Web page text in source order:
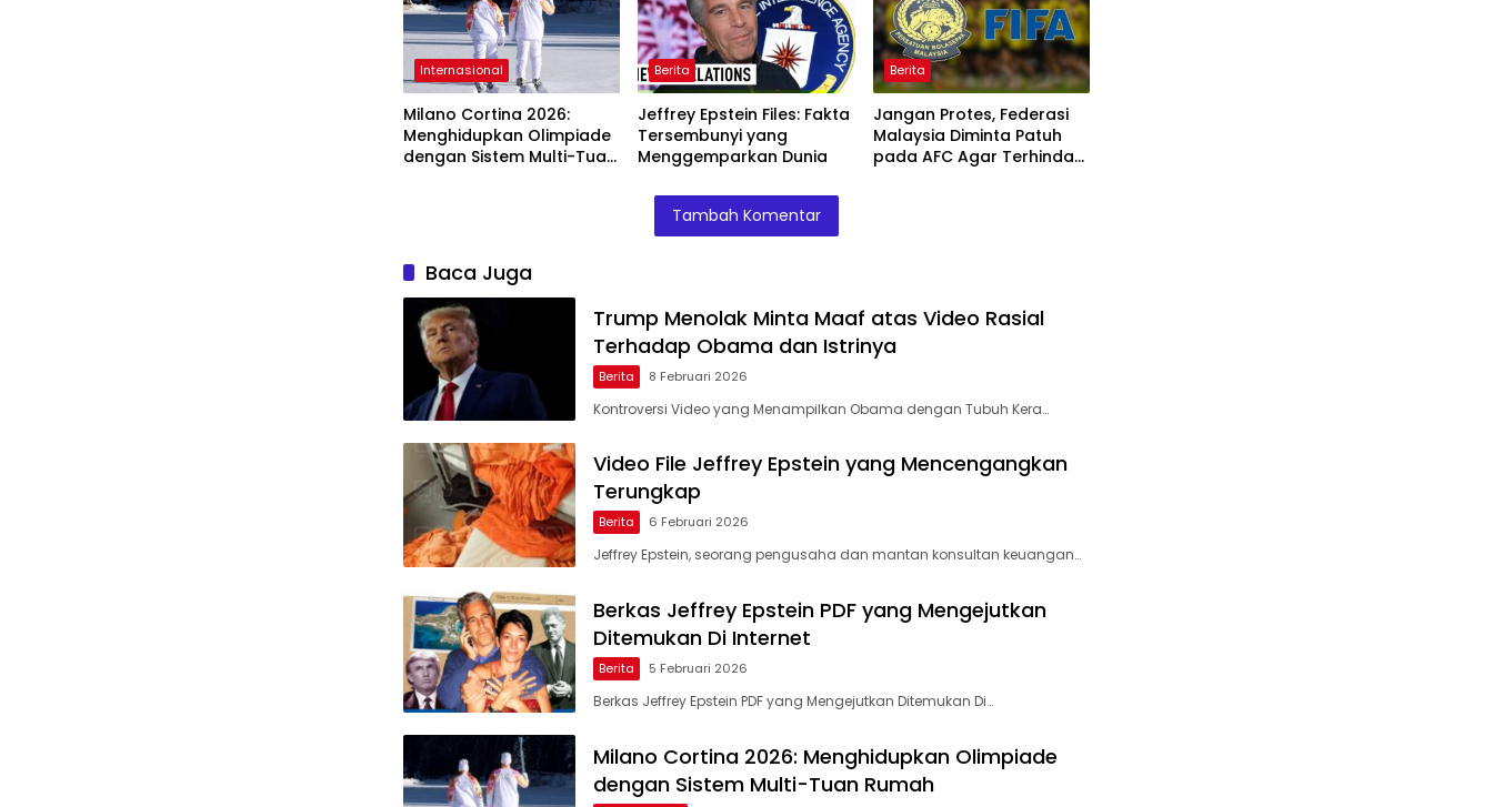
Internasional
Milano Cortina 2026:
Menghidupkan Olimpiade
dengan Sistem Multi-Tuan
Berita
Jeffrey Epstein Files: Fakta
Tersembunyi yang
Menggemparkan Dunia
Berita
Jangan Protes, Federasi
Malaysia Diminta Patuh
pada AFC Agar Terhindar
Tambah Komentar
Baca Juga
Trump Menolak Minta Maaf atas Video Rasial
Terhadap Obama dan Istrinya
Berita 8 Februari 2026
Kontroversi Video yang Menampilkan Obama dengan Tubuh Kera…
Video File Jeffrey Epstein yang Mencengangkan
Terungkap
Berita 6 Februari 2026
Jeffrey Epstein, seorang pengusaha dan mantan konsultan keuangan…
Berkas Jeffrey Epstein PDF yang Mengejutkan
Ditemukan Di Internet
Berita 5 Februari 2026
Berkas Jeffrey Epstein PDF yang Mengejutkan Ditemukan Di…
Milano Cortina 2026: Menghidupkan Olimpiade
dengan Sistem Multi-Tuan Rumah